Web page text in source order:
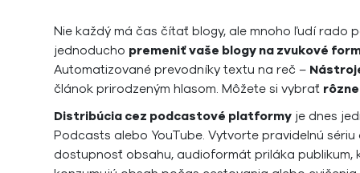
Nie každý má čas čítať blogy, ale mnoho ľudí rado
jednoducho premeniť vaše blogy na zvukové
Automatizované prevodníky textu na reč –
článok prirodzeným hlasom. Môžete si vybrať
Distribúcia cez podcastové platformy je dnes
Podcasts alebo YouTube. Vytvorte pravidelnú
dostupnosť obsahu, audioformát priláka